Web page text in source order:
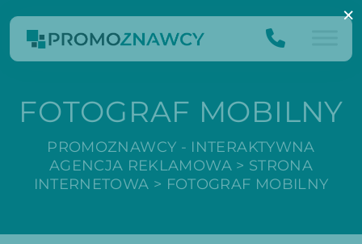
FOTOGRAF MOBILNY
PROMOZNAWCY - INTERAKTYWNA
AGENCJA REKLAMOWA> STRONA
INTERNETOWA > FOTOGRAF MOBILNY
×